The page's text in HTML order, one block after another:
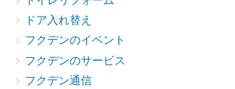
ドア入れ替え
フクデンのイベント
フクデンのサービス
フクデン通信